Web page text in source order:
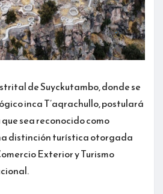
de Suyckutambo, donde se
inca T’aqrachullo, postulará
sea reconocido como
distinción turística otorgada
Exterior y Turismo